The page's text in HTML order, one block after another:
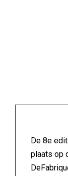
De 8e
plaats op